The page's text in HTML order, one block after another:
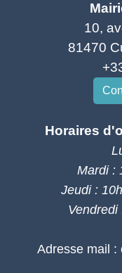
10,
81470
Horaires
Mardi :
Jeudi :
Adresse mail :